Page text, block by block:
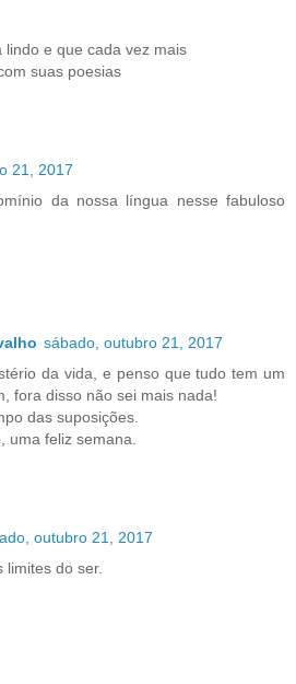
lindo e que cada vez mais
suas poesias
21, 2017
da nossa língua nesse fabuloso
sábado, outubro 21, 2017
da vida, e penso que tudo tem um
fora disso não sei mais nada!
das suposições.
uma feliz semana.
outubro 21, 2017
limites do ser.